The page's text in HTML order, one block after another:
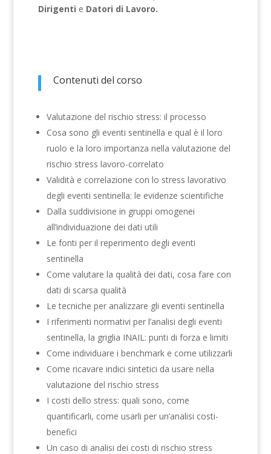
Dirigenti e Datori di Lavoro.
Contenuti del corso
Valutazione del rischio stress: il processo
Cosa sono gli eventi sentinella e qual è il loro
ruolo e la loro importanza nella valutazione del
rischio stress lavoro-correlato
Validità e correlazione con lo stress lavorativo
degli eventi sentinella: le evidenze scientifiche
Dalla suddivisione in gruppi omogenei
all’individuazione dei dati utili
Le fonti per il reperimento degli eventi
sentinella
Come valutare la qualità dei dati, cosa fare con
dati di scarsa qualità
Le tecniche per analizzare gli eventi sentinella
I riferimenti normativi per l’analisi degli eventi
sentinella, la griglia INAIL: punti di forza e limiti
Come individuare i benchmark e come utilizzarli
Come ricavare indici sintetici da usare nella
valutazione del rischio stress
I costi dello stress: quali sono, come
quantificarli, come usarli per un’analisi costi-
benefici
Un caso di analisi dei costi di rischio stress